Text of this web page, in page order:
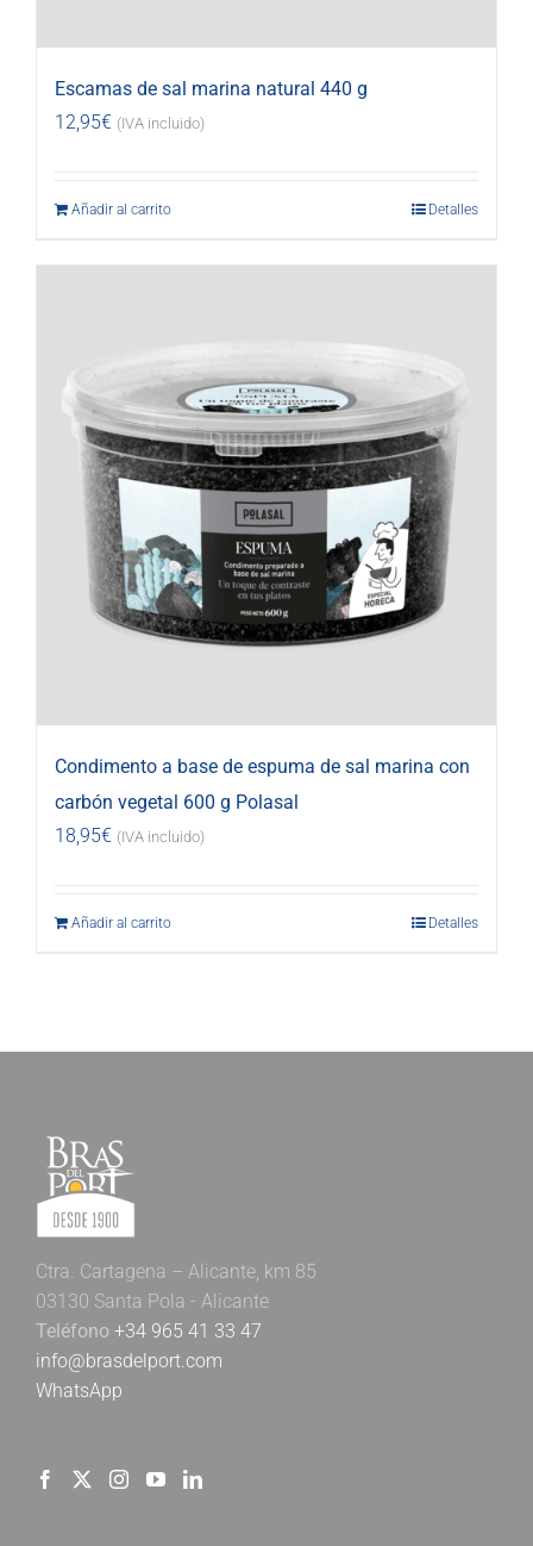
Escamas de sal marina natural 440 g
12,95€ (IVA incluido)
Añadir al carrito Detalles
Condimento a base de espuma de sal marina con
carbón vegetal 600 g Polasal
18,95€ (IVA incluido)
Añadir al carrito Detalles
Ctra. Cartagena – Alicante, km 85
03130 Santa Pola - Alicante
Teléfono +34 965 41 33 47
info@brasdelport.com
WhatsApp